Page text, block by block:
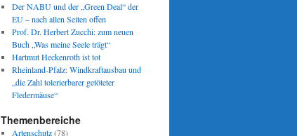
Der NABU und der „Green Deal“ der
EU – nach allen Seiten offen
Prof. Dr. Herbert Zucchi: zum neuen
Buch „Was meine Seele trägt“
Hartmut Heckenroth ist tot
Rheinland-Pfalz: Windkraftausbau und
„die Zahl tolerierbarer getöteter
Fledermäuse“
Themenbereiche
Artenschutz(78)